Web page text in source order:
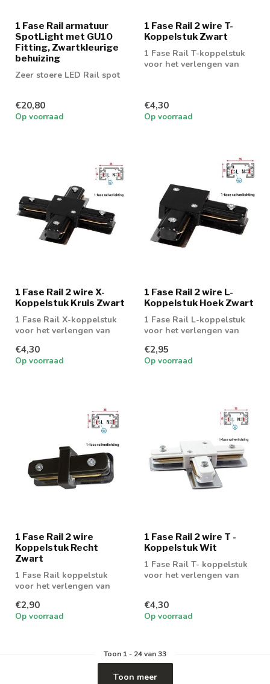
1 Fase Rail armatuur
SpotLight met GU10
Fitting, Zwartkleurige
behuizing
Zeer stoere LED Rail spot
€20,80
Op voorraad
1 Fase Rail 2 wire T-
Koppelstuk Zwart
1 Fase Rail T-koppelstuk
voor het verlengen van
€4,30
Op voorraad
1 Fase Rail 2 wire X-
Koppelstuk Kruis Zwart
1 Fase Rail X-koppelstuk
voor het verlengen van
€4,30
Op voorraad
1 Fase Rail 2 wire L-
Koppelstuk Hoek Zwart
1 Fase Rail L-koppelstuk
voor het verlengen van
€2,95
Op voorraad
1 Fase Rail 2 wire
Koppelstuk Recht
Zwart
1 Fase Rail koppelstuk
voor het verlengen van
€2,90
Op voorraad
1 Fase Rail 2 wire T -
Koppelstuk Wit
1 Fase Rail T- koppelstuk
voor het verlengen van
€4,30
Op voorraad
Toon 1- 24van 33
Toon meer